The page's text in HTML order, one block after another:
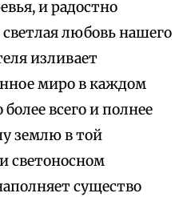
и радостно
любовь нашего
изливает
миро в каждом
всего и полнее
землю в той
светоносном
существо